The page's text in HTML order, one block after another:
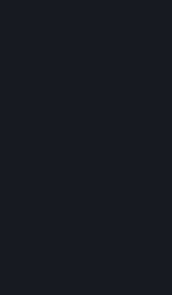
Dentro del periodo
reembolso por
Puedes recibir un
comprado en la
los artículos del lote
combinado de todos
Si un lote incluye un
reembolsable,